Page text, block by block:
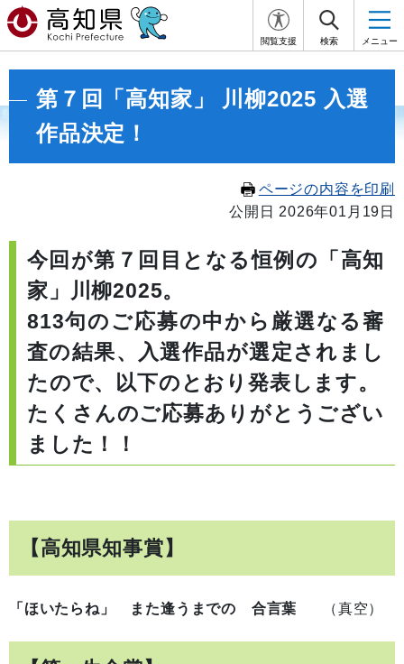
閲覧支援 検索 メニュー
第７回「高知家」 川柳2025 入選
作品決定！
ページの内容を印刷
公開日 2026年01月19日
今回が第７回目となる恒例の「高知
家」川柳2025。
813句のご応募の中から厳選なる審
査の結果、入選作品が選定されまし
たので、以下のとおり発表します。
たくさんのご応募ありがとうござい
ました！！
【高知県知事賞】
「ほいたらね」 また逢うまでの 合言葉 （真空）